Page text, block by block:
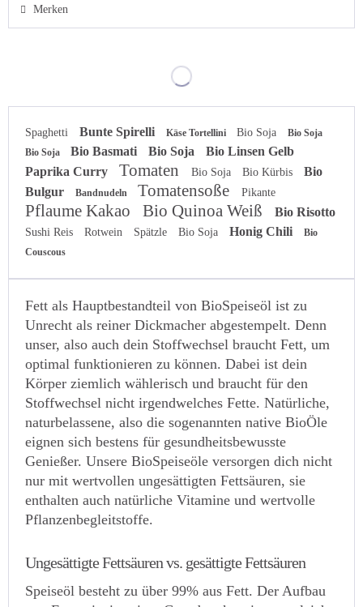
Merken
Spaghetti Bunte Spirelli Käse Tortellini Bio Soja
Bio Soja
Bio Soja
Bio Basmati Bio Soja
Bio Linsen Gelb
Paprika Curry
Tomaten Bio Soja Bio Kürbis
Bio
Bulgur
Bandnudeln Tomatensoße Pikante
Pflaume Kakao Bio Quinoa Weiß Bio Risotto
Sushi Reis Rotwein Spätzle Bio Soja Honig Chili
Bio
Couscous
Fett als Hauptbestandteil von BioSpeiseöl ist zu
Unrecht als reiner Dickmacher abgestempelt. Denn
unser, also auch dein Stoffwechsel braucht Fett, um
optimal funktionieren zu können. Dabei ist dein
Körper ziemlich wählerisch und braucht für den
Stoffwechsel nicht irgendwelches Fette. Natürliche,
naturbelassene, also die sogenannten native BioÖle
eignen sich bestens für gesundheitsbewusste
Genießer. Unsere BioSpeiseöle versorgen dich nicht
nur mit wertvollen ungesättigten Fettsäuren, sie
enthalten auch natürliche Vitamine und wertvolle
Pflanzenbegleitstoffe.
Ungesättigte Fettsäuren vs. gesättigte Fettsäuren
Speiseöl besteht zu über 99% aus Fett. Der Aufbau